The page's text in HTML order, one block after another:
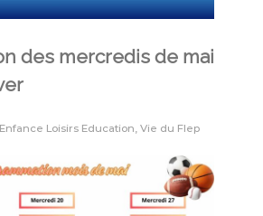
des mercredis de mai
Enfance Loisirs Education Vie du Flep